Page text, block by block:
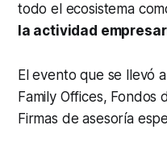
todo el ecosistema
la actividad
El evento que se llevó
Family Offices, Fondos
Firmas de asesoría